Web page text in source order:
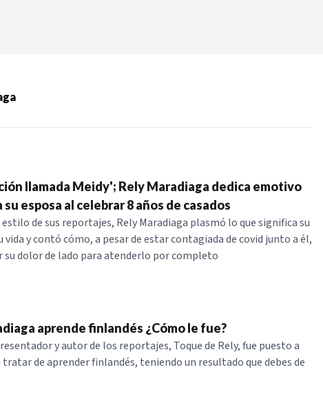
SERIES
llamada Meidy'; Rely Maradiaga dedica emotivo
su esposa al celebrar 8 años de casados
de sus reportajes, Rely Maradiaga plasmó lo que significa su
vida y contó cómo, a pesar de estar contagiada de covid junto a él,
su dolor de lado para atenderlo por completo
aprende finlandés ¿Cómo le fue?
y autor de los reportajes, Toque de Rely, fue puesto a
tratar de aprender finlandés, teniendo un resultado que debes de